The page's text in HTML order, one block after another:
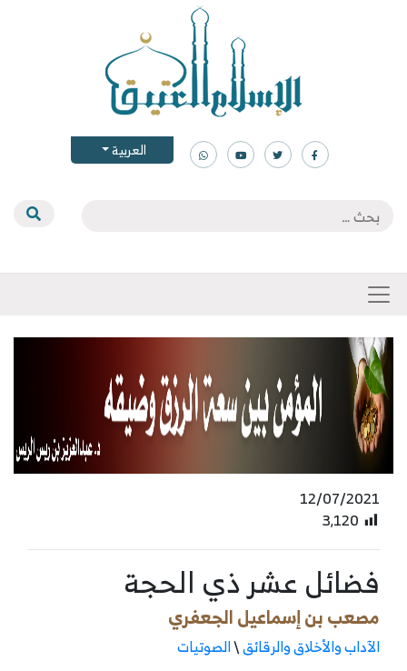
العربية
12/07/2021
3٬120
فضائل عشر ذي الحجة
مصعب بن إسماعيل الجعفري
الآداب والأخلاق والرقائق\الصوتيات